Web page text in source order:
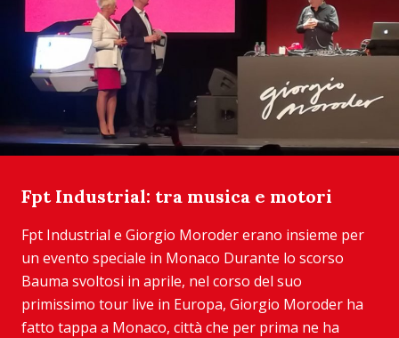
Fpt Industrial: tra musica e motori
Fpt Industrial e Giorgio Moroder erano insieme per
un evento speciale in Monaco Durante lo scorso
Bauma svoltosi in aprile, nel corso del suo
primissimo tour live in Europa, Giorgio Moroder ha
fatto tappa a Monaco, città che per prima ne ha